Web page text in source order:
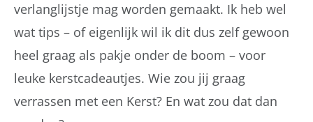
verlanglijstje mag worden gemaakt. Ik heb wel
wat tips – of eigenlijk wil ik dit dus zelf gewoon
heel graag als pakje onder de boom – voor
leuke kerstcadeautjes. Wie zou jij graag
verrassen met een Kerst? En wat zou dat dan